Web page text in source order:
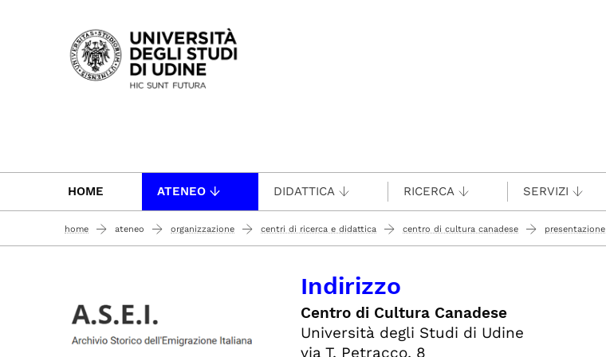
Passa al contenuto principale
HOME ATENEO DIDATTICA RICERCA SERVIZI
home ateneo organizzazione centri di ricerca e didattica centro di cultura canadese presentazione
Indirizzo
Centro di Cultura Canadese
Università degli Studi di Udine
via T. Petracco, 8